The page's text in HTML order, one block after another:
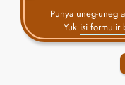
Punya uneg-uneg
Yuk isi formulir